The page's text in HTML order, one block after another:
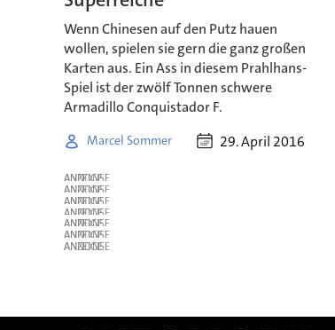
Wenn Chinesen auf den Putz hauen
wollen, spielen sie gern die ganz großen
Karten aus. Ein Ass in diesem Prahlhans-
Spiel ist der zwölf Tonnen schwere
Armadillo Conquistador F.
Marcel Sommer 29. April 2016
ANZEIGE
ANZEIGE
ANZEIGE
ANZEIGE
ANZEIGE
ANZEIGE
ANZEIGE